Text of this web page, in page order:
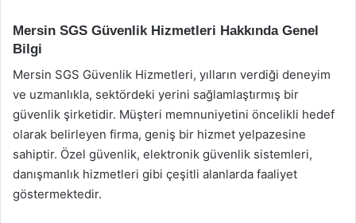
Mersin SGS Güvenlik Hizmetleri Hakkında Genel
Bilgi
Mersin SGS Güvenlik Hizmetleri, yılların verdiği deneyim
ve uzmanlıkla, sektördeki yerini sağlamlaştırmış bir
güvenlik şirketidir. Müşteri memnuniyetini öncelikli hedef
olarak belirleyen firma, geniş bir hizmet yelpazesine
sahiptir. Özel güvenlik, elektronik güvenlik sistemleri,
danışmanlık hizmetleri gibi çeşitli alanlarda faaliyet
göstermektedir.